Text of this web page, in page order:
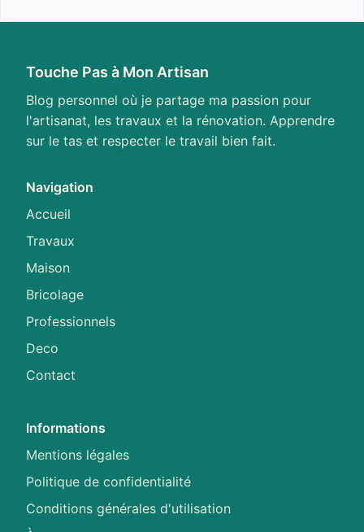
Touche Pas à Mon Artisan
Blog personnel où je partage ma passion pour
l'artisanat, les travaux et la rénovation. Apprendre
sur le tas et respecter le travail bien fait.
Navigation
Accueil
Travaux
Maison
Bricolage
Professionnels
Deco
Contact
Informations
Mentions légales
Politique de confidentialité
Conditions générales d'utilisation